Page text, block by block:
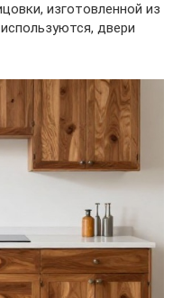
изготовленной из
двери